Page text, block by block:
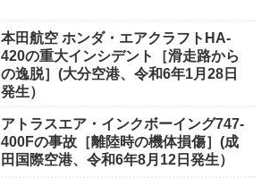
本田航空 ホンダ・エアクラフトHA-
420の重大インシデント［滑走路から
の逸脱］(大分空港、令和6年1月28日
発生）
アトラスエア・インクボーイング747-
400Fの事故［離陸時の機体損傷］(成
田国際空港、令和6年8月12日発生）